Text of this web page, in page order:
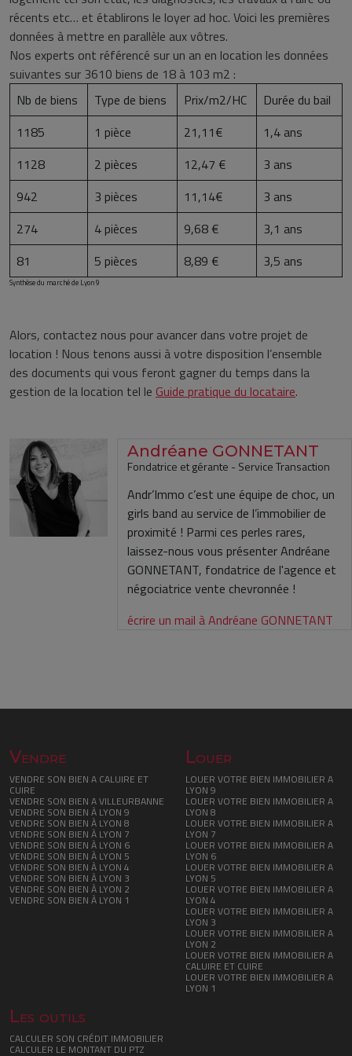
récents etc… et établirons le loyer ad hoc. Voici les premières
données à mettre en parallèle aux vôtres.
Nos experts ont référencé sur un an en location les données
suivantes sur 3610 biens de 18 à 103 m2 :
Nb de biens
Type de biens Prix/m2/HC
Durée du bail
1185
1 pièce 21,11€
1,4 ans
1128
2 pièces 12,47 €
3 ans
942
3 pièces 11,14€
3 ans
274
4 pièces 9,68 €
3,1 ans
81
5 pièces 8,89 € 3,5 ans
Synthèse du marché de Lyon 9
Alors, contactez nous pour avancer dans votre projet de
location ! Nous tenons aussi à votre disposition l’ensemble
des documents qui vous feront gagner du temps dans la
gestion de la location tel le Guide pratique du locataire.
Andréane GONNETANT
Fondatrice et gérante - Service Transaction
Andr’Immo c’est une équipe de choc, un
girls band au service de l’immobilier de
proximité ! Parmi ces perles rares,
laissez-nous vous présenter Andréane
GONNETANT, fondatrice de l'agence et
négociatrice vente chevronnée !
écrire un mail à Andréane GONNETANT
Vendre
VENDRE SON BIEN A CALUIRE ET
CUIRE
VENDRE SON BIEN A VILLEURBANNE
VENDRE SON BIEN À LYON 9
VENDRE SON BIEN À LYON 8
VENDRE SON BIEN À LYON 7
VENDRE SON BIEN À LYON 6
VENDRE SON BIEN À LYON 5
VENDRE SON BIEN À LYON 4
VENDRE SON BIEN À LYON 3
VENDRE SON BIEN À LYON 2
VENDRE SON BIEN À LYON 1
Louer
LOUER VOTRE BIEN IMMOBILIER A
LYON 9
LOUER VOTRE BIEN IMMOBILIER A
LYON 8
LOUER VOTRE BIEN IMMOBILIER A
LYON 7
LOUER VOTRE BIEN IMMOBILIER A
LYON 6
LOUER VOTRE BIEN IMMOBILIER A
LYON 5
LOUER VOTRE BIEN IMMOBILIER A
LYON 4
LOUER VOTRE BIEN IMMOBILIER A
LYON 3
LOUER VOTRE BIEN IMMOBILIER A
LYON 2
LOUER VOTRE BIEN IMMOBILIER A
CALUIRE ET CUIRE
LOUER VOTRE BIEN IMMOBILIER A
LYON 1
Les outils
CALCULER SON CRÉDIT IMMOBILIER
CALCULER LE MONTANT DU PTZ